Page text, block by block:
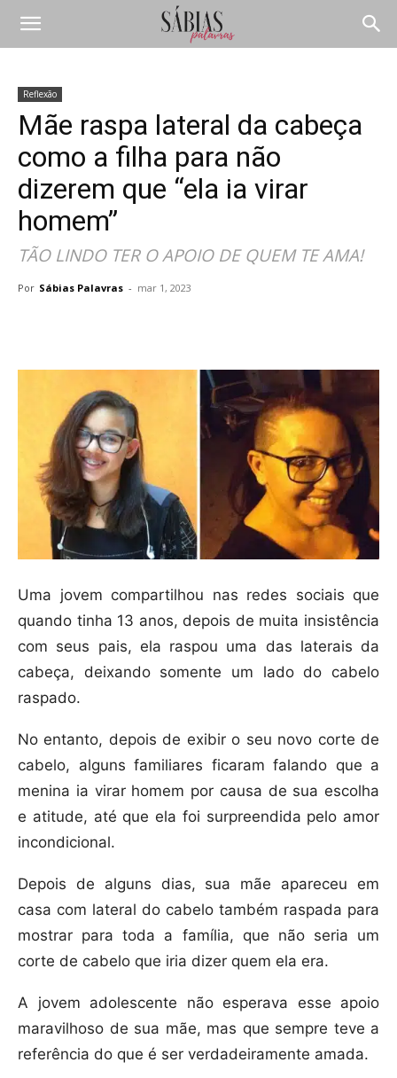
Reflexão
Mãe raspa lateral da cabeça
como a filha para não
dizerem que “ela ia virar
homem”
TÃO LINDO TER O APOIO DE QUEM TE AMA!
Por Sábias Palavras - mar 1, 2023
Uma jovem compartilhou nas redes sociais que
quando tinha 13 anos, depois de muita insistência
com seus pais, ela raspou uma das laterais da
cabeça, deixando somente um lado do cabelo
raspado.
No entanto, depois de exibir o seu novo corte de
cabelo, alguns familiares ficaram falando que a
menina ia virar homem por causa de sua escolha
e atitude, até que ela foi surpreendida pelo amor
incondicional.
Depois de alguns dias, sua mãe apareceu em
casa com lateral do cabelo também raspada para
mostrar para toda a família, que não seria um
corte de cabelo que iria dizer quem ela era.
A jovem adolescente não esperava esse apoio
maravilhoso de sua mãe, mas que sempre teve a
referência do que é ser verdadeiramente amada.